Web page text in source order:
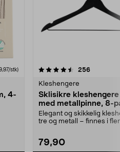
stk)
4-
256
Kleshengere
Sklisikre
med metallpinne, 8-
Elegant og skikkelig
tre og metall – finnes i
79,90
4.5av 5 stjerner